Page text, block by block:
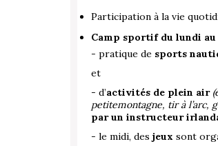
Participation à la vie
Camp sportif du lundi au
- pratique de sports
et
- d’activités de plein air
petitemontagne, tir à l’arc,
par un instructeur
- le midi, des jeux sont